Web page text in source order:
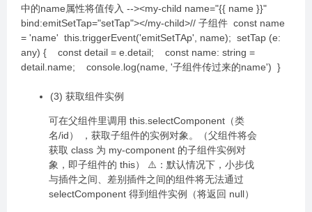
中的name属性将值传入 --><my-child name="{{ name }}"
bind:emitSetTap="setTap"></my-child>// 子组件 const name
= 'name' this.triggerEvent('emitSetTAp', name); setTap (e:
any) { const detail = e.detail; const name: string =
detail.name; console.log(name, '子组件传过来的name') }
(3) 获取组件实例
可在父组件里调用 this.selectComponent（类
名/id） ，获取子组件的实例对象。（父组件将会
获取 class 为 my-component 的子组件实例对
象，即子组件的 this） ⚠️：默认情况下，小步伐
与插件之间、差别插件之间的组件将无法通过
selectComponent 得到组件实例（将返回 null）